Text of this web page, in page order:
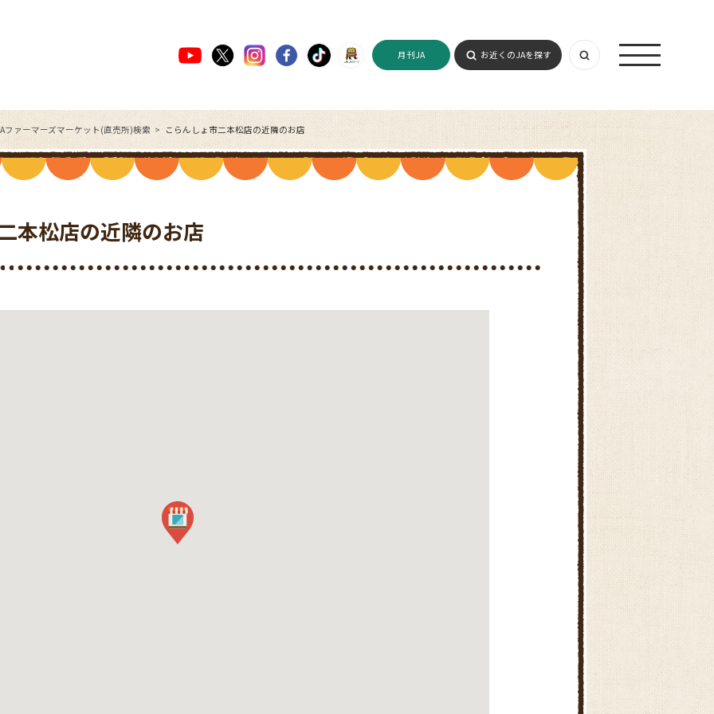
月刊JA お近くのJAを探す
ファーマーズマーケット(直売所)検索 こらんしょ市二本松店の近隣のお店
本松店の近隣のお店